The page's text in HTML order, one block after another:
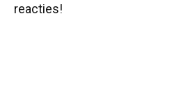
reacties!